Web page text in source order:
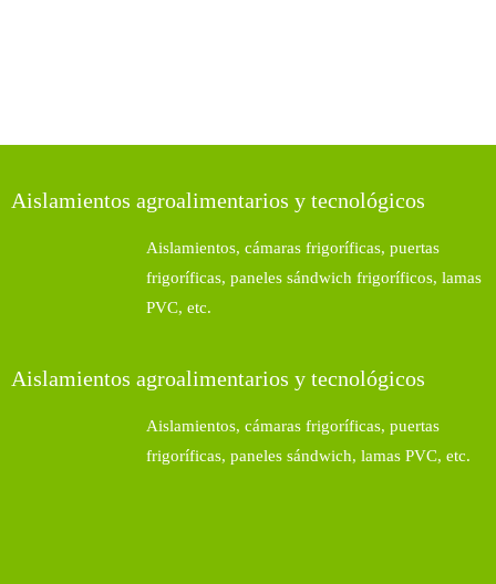
Aislamientos agroalimentarios y tecnológicos
Aislamientos, cámaras frigoríficas, puertas
frigoríficas, paneles sándwich frigoríficos, lamas
PVC, etc.
Aislamientos agroalimentarios y tecnológicos
Aislamientos, cámaras frigoríficas, puertas
frigoríficas, paneles sándwich, lamas PVC, etc.